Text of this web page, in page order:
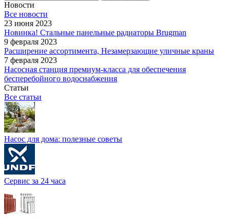
Новости
Все новости
23 июня 2023
Новинка! Стальные панельные радиаторы Brugman
9 февраля 2023
Расширение ассортимента, Незамерзающие уличные краны
7 февраля 2023
Насосная станция премиум-класса для обеспечения
бесперебойного водоснабжения
Статьи
Все статьи
Насос для дома: полезные советы
Сервис за 24 часа